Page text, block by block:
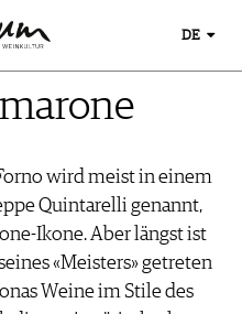
DE
wird meist in einem
Quintarelli genannt,
Ikone. Aber längst ist
«Meisters» getreten
Weine im Stile des